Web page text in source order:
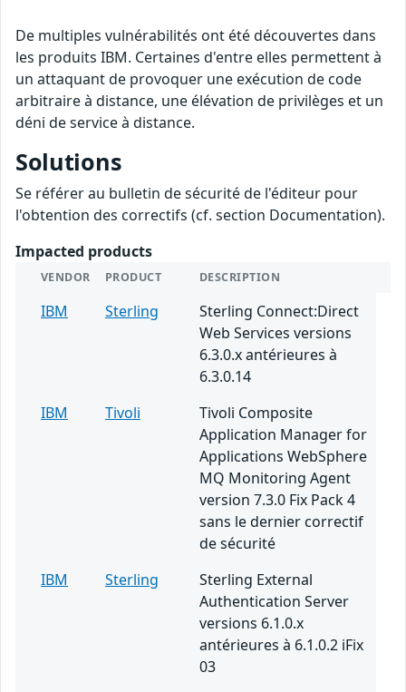
De multiples vulnérabilités ont été découvertes dans
les produits IBM. Certaines d'entre elles permettent à
un attaquant de provoquer une exécution de code
arbitraire à distance, une élévation de privilèges et un
déni de service à distance.
Solutions
Se référer au bulletin de sécurité de l'éditeur pour
l'obtention des correctifs (cf. section Documentation).
Impacted products
VENDOR PRODUCT DESCRIPTION
IBM Sterling
Sterling Connect:Direct
Web Services versions
6.3.0.x antérieures à
6.3.0.14
IBM
Tivoli
Tivoli Composite
Application Manager for
Applications WebSphere
MQ Monitoring Agent
version 7.3.0 Fix Pack 4
sans le dernier correctif
de sécurité
IBM
Sterling
Sterling External
Authentication Server
versions 6.1.0.x
antérieures à 6.1.0.2 iFix
03